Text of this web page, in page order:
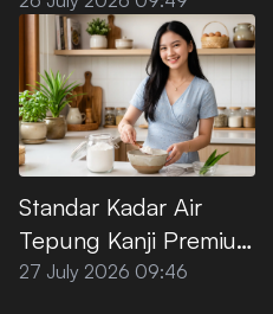
Standar Kadar Air
Tepung Kanji Premium
agar Tidak
27 July 2026 09:46